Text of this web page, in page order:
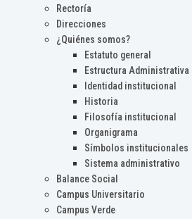
Rectoría
Direcciones
¿Quiénes somos?
Estatuto general
Estructura Administrativa
Identidad institucional
Historia
Filosofía institucional
Organigrama
Símbolos institucionales
Sistema administrativo
Balance Social
Campus Universitario
Campus Verde